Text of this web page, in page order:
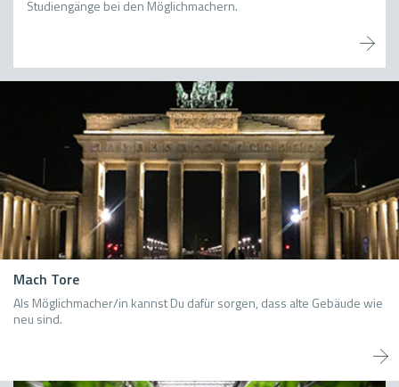
Studiengänge bei den Möglichmachern.
Mach Tore
Als Möglichmacher/in kannst Du dafür sorgen, dass alte Gebäude wie
neu sind.